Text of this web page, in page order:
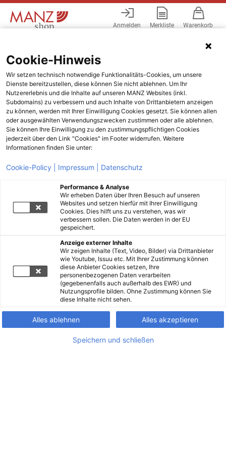
Anmelden Merkliste Warenkorb
Cookie-Hinweis
Wir setzen technisch notwendige Funktionalitäts-Cookies, um unsere
Dienste bereitzustellen, diese können Sie nicht ablehnen. Um Ihr
Nutzererlebnis und die Inhalte auf unseren MANZ Websites (inkl.
Subdomains) zu verbessern und auch Inhalte von Drittanbietern anzeigen
zu können, werden mit Ihrer Einwilligung Cookies gesetzt. Sie können allen
oder ausgewählten Verwendungszwecken zustimmen oder alle ablehnen.
Sie können Ihre Einwilligung zu den zustimmungspflichtigen Cookies
jederzeit über den Link "Cookies" im Footer widerrufen. Weitere
Informationen finden Sie unter:
Cookie-Policy | Impressum | Datenschutz
Performance & Analyse
Wir erheben Daten über Ihren Besuch auf unseren
Websites und setzen hierfür mit Ihrer Einwilligung
Cookies. Dies hilft uns zu verstehen, was wir
verbessern sollen. Die Daten werden in der EU
gespeichert.
Anzeige externer Inhalte
Wir zeigen Inhalte (Text, Video, Bilder) via Drittanbieter
wie Youtube, Issuu etc. Mit Ihrer Zustimmung können
diese Anbieter Cookies setzen, Ihre
personenbezogenen Daten verarbeiten
(gegebenenfalls auch außerhalb des EWR) und
Nutzungsprofile bilden. Ohne Zustimmung können Sie
diese Inhalte nicht sehen.
Alles ablehnen Alles akzeptieren
Speichern und schließen